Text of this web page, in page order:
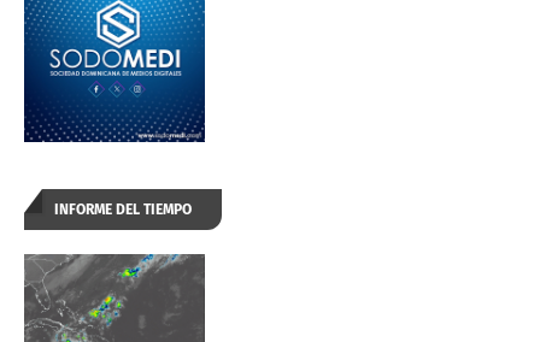
INFORME DEL TIEMPO